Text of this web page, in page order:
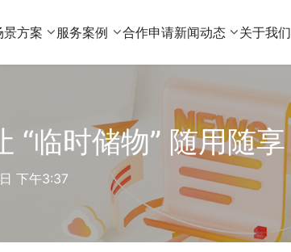
景方案 服务案例 合作申请新闻动态 关于我们
“临时储物” 随用随享
下午3:37